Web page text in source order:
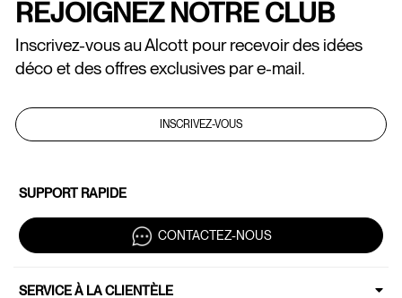
REJOIGNEZ NOTRE CLUB
Inscrivez-vous au Alcott pour recevoir des idées
déco et des offres exclusives par e-mail.
INSCRIVEZ-VOUS
SUPPORT RAPIDE
CONTACTEZ-NOUS
SERVICE À LA CLIENTÈLE